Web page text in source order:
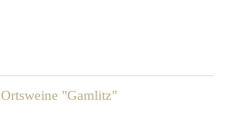
Ortsweine "Gamlitz"